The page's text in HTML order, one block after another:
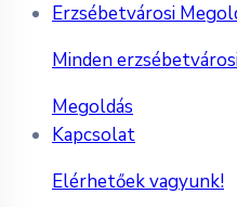
Erzsébetvárosi
Minden
Megoldás
Kapcsolat
Elérhetőek vagyunk!